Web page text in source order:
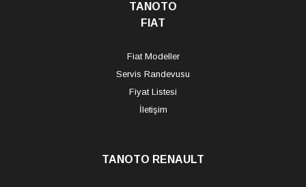
TANOTO
FIAT
Fiat Modeller
Servis Randevusu
Fiyat Listesi
İletişim
TANOTO RENAULT